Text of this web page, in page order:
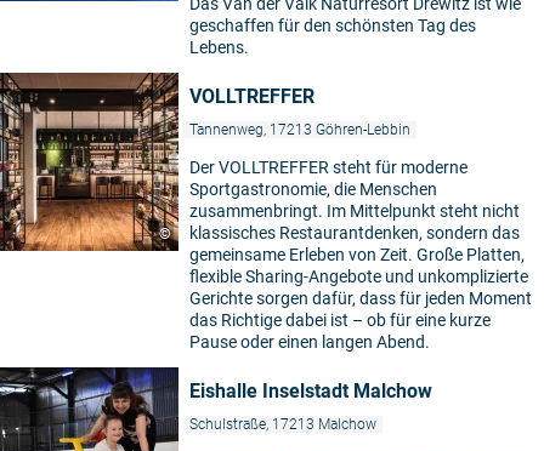
Das Van der Valk Naturresort Drewitz ist wie
geschaffen für den schönsten Tag des
Lebens.
©
VOLLTREFFER
Tannenweg, 17213 Göhren-Lebbin
Der VOLLTREFFER steht für moderne
Sportgastronomie, die Menschen
zusammenbringt. Im Mittelpunkt steht nicht
klassisches Restaurantdenken, sondern das
gemeinsame Erleben von Zeit. Große Platten,
flexible Sharing-Angebote und unkomplizierte
Gerichte sorgen dafür, dass für jeden Moment
das Richtige dabei ist – ob für eine kurze
Pause oder einen langen Abend.
Eishalle Inselstadt Malchow
Schulstraße, 17213 Malchow